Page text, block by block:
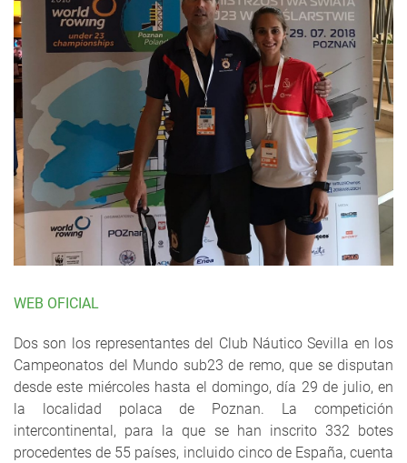
WEB OFICIAL
Dos son los representantes del Club Náutico Sevilla en los
Campeonatos del Mundo sub23 de remo, que se disputan
desde este miércoles hasta el domingo, día 29 de julio, en
la localidad polaca de Poznan. La competición
intercontinental, para la que se han inscrito 332 botes
procedentes de 55 países, incluido cinco de España, cuenta